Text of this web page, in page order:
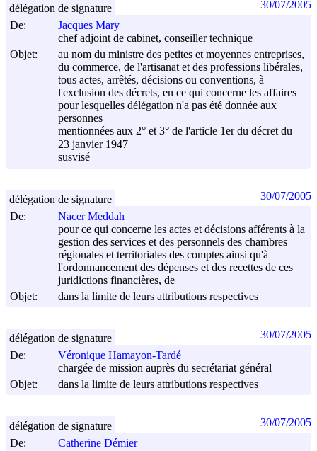
De:
Jacques Mary
chef adjoint de cabinet, conseiller technique
Objet:
au nom du ministre des petites et moyennes entreprises,
du commerce, de l'artisanat et des professions libérales,
tous actes, arrêtés, décisions ou conventions, à
l'exclusion des décrets, en ce qui concerne les affaires
pour lesquelles délégation n'a pas été donnée aux
personnes
mentionnées aux 2° et 3° de l'article 1er du décret du
23 janvier 1947
susvisé
délégation de signature 30/07/2005
De:
Nacer Meddah
pour ce qui concerne les actes et décisions afférents à la
gestion des services et des personnels des chambres
régionales et territoriales des comptes ainsi qu'à
l'ordonnancement des dépenses et des recettes de ces
juridictions financières, de
Objet:
dans la limite de leurs attributions respectives
délégation de signature 30/07/2005
De:
Véronique Hamayon-Tardé
chargée de mission auprès du secrétariat général
Objet:
dans la limite de leurs attributions respectives
délégation de signature 30/07/2005
De:
Catherine Démier
délégation de signature 30/07/2005